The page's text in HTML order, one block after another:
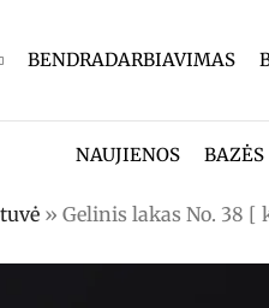
BENDRADARBIAVIMAS
NAUJIENOS BAZĖS
» Gelinis lakas No. 38 [